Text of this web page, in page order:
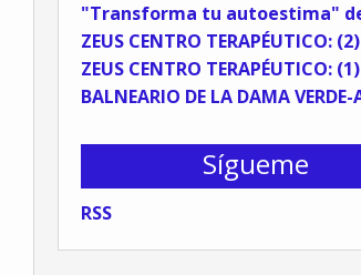
ZEUS CENTRO TERAPÉUTICO: (2)
ZEUS CENTRO TERAPÉUTICO: (1)
Sígueme
RSS